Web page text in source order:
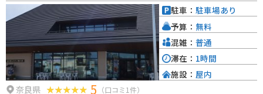
れているため、安心して駐車することができます。周辺には、吉野山や熊野
古道など、風光明媚なツーリングスポットも多数点在しており、ツーリング
の拠点としても最適です。 道の駅 吉野路 大淀iセンターは、観光情報コーナ
ーも併設しており、周辺の観光スポットやイベント情報を入手することがで
きます。吉野地方の魅力を満喫するためにも、ぜひ一度訪れてみてくださ
い。
奈良県 5 （口コミ1件）
駐車： 駐車場あり
予算： 無料
混雑： 普通
滞在： 1時間
施設： 屋内